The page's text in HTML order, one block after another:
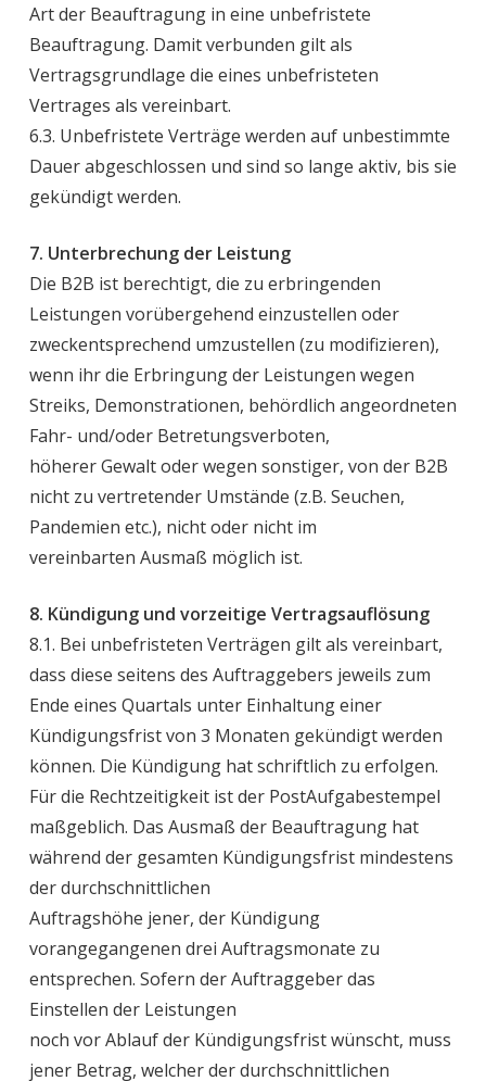
Art der Beauftragung in eine unbefristete
Beauftragung. Damit verbunden gilt als
Vertragsgrundlage die eines unbefristeten
Vertrages als vereinbart.
6.3. Unbefristete Verträge werden auf unbestimmte
Dauer abgeschlossen und sind so lange aktiv, bis sie
gekündigt werden.
7. Unterbrechung der Leistung
Die B2B ist berechtigt, die zu erbringenden
Leistungen vorübergehend einzustellen oder
zweckentsprechend umzustellen (zu modifizieren),
wenn ihr die Erbringung der Leistungen wegen
Streiks, Demonstrationen, behördlich angeordneten
Fahr- und/oder Betretungsverboten,
höherer Gewalt oder wegen sonstiger, von der B2B
nicht zu vertretender Umstände (z.B. Seuchen,
Pandemien etc.), nicht oder nicht im
vereinbarten Ausmaß möglich ist.
8. Kündigung und vorzeitige Vertragsauflösung
8.1. Bei unbefristeten Verträgen gilt als vereinbart,
dass diese seitens des Auftraggebers jeweils zum
Ende eines Quartals unter Einhaltung einer
Kündigungsfrist von 3 Monaten gekündigt werden
können. Die Kündigung hat schriftlich zu erfolgen.
Für die Rechtzeitigkeit ist der PostAufgabestempel
maßgeblich. Das Ausmaß der Beauftragung hat
während der gesamten Kündigungsfrist mindestens
der durchschnittlichen
Auftragshöhe jener, der Kündigung
vorangegangenen drei Auftragsmonate zu
entsprechen. Sofern der Auftraggeber das
Einstellen der Leistungen
noch vor Ablauf der Kündigungsfrist wünscht, muss
jener Betrag, welcher der durchschnittlichen